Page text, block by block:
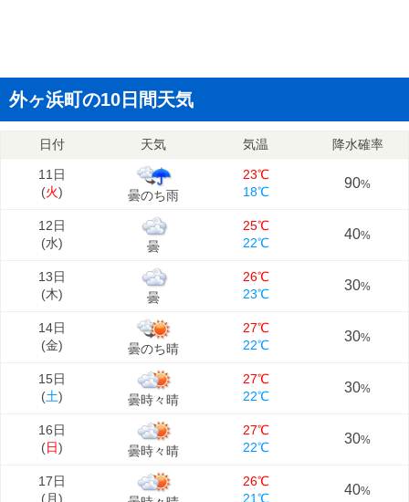
外ヶ浜町の10日間天気
日付 天気 気温 降水確率
11日
(火) 曇のち雨
23℃
18℃
90%
12日
(水) 曇
25℃
22℃
40%
13日
(木) 曇
26℃
23℃
30%
14日
(金) 曇のち晴
27℃
22℃
30%
15日
(土) 曇時々晴
27℃
22℃
30%
16日
(日) 曇時々晴
27℃
22℃
30%
17日
(月)
26℃
21℃
40%